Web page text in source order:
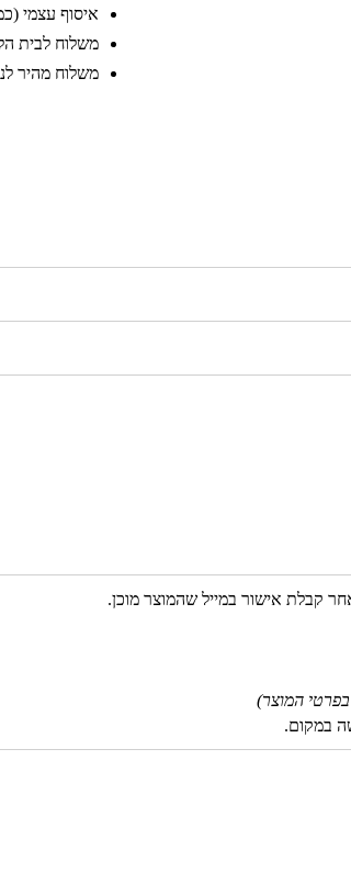
איסוף עצמי
משלוח לבית
משלוח מהיר
קבלת אישור במייל שהמוצר מוכן.
המוצר)
במקום.